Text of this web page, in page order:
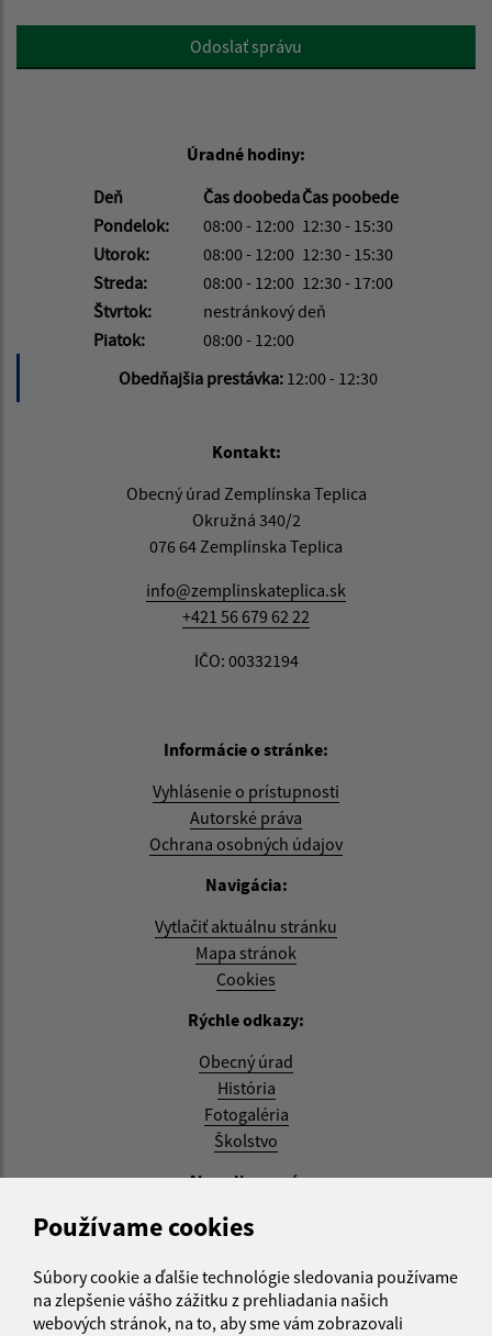
Používame cookies
Súbory cookie a ďalšie technológie sledovania používame
na zlepšenie vášho zážitku z prehliadania našich
webových stránok, na to, aby sme vám zobrazovali
Google reCaptcha ResponseOdoslať správu
Úradné hodiny:
Deň
Čas doobedaČas poobede
Pondelok:
08:00 - 12:00 12:30 - 15:30
Utorok:
08:00 - 12:00 12:30 - 15:30
Streda:
08:00 - 12:00 12:30 - 17:00
Štvrtok:
nestránkový deň
Piatok:
08:00 - 12:00
Obedňajšia prestávka: 12:00 - 12:30
Kontakt:
Obecný úrad Zemplínska Teplica
Okružná 340/2
076 64 Zemplínska Teplica
info@zemplinskateplica.sk
+421 56 679 62 22
IČO: 00332194
Informácie o stránke:
Vyhlásenie o prístupnosti
Autorské práva
Ochrana osobných údajov
Navigácia:
Vytlačiť aktuálnu stránku
Mapa stránok
Cookies
Rýchle odkazy:
Obecný úrad
História
Fotogaléria
Školstvo
Aktualizované:
04.08.2026 11:27 hod.
RSS
Správca obsahu: